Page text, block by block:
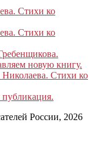
Стихи ко
Стихи ко
новую книгу.
Николаева. Стихи ко
России, 2026